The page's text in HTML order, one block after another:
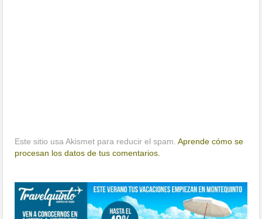
Este sitio usa Akismet para reducir el spam.Aprende cómo se
procesan los datos de tus comentarios.